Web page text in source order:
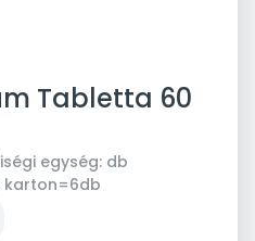
Tabletta 60
egység: db
karton=6db